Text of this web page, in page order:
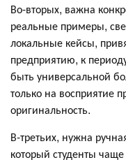
Во-вторых, важна
реальные примеры,
локальные кейсы,
предприятию, к
быть универсальной
только на восприятие
оригинальность.
В-третьих, нужна
который студенты